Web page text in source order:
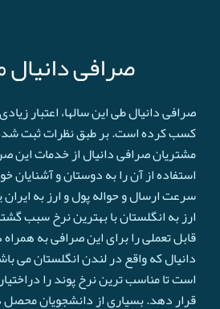
صرافی
صرافی دانیال طی این سالها، اعتبار
کسب کرده است. بر طبق نظرات ثبت
مشتریان صرافی دانیال از خدمات این
استفاده از آن را به دوستان و آشنایان
سرعت ارسال و حواله پول و ارز به ایران
ارز به انگلستان با بهترین نرخ سبب
قابل تعملی را برای این صرافی به
دانیال که واقع در لندن انگلستان می
است تا مناسب ترین نرخ پوند را
قرار دهد. بسیاری از دانشجویان محصل